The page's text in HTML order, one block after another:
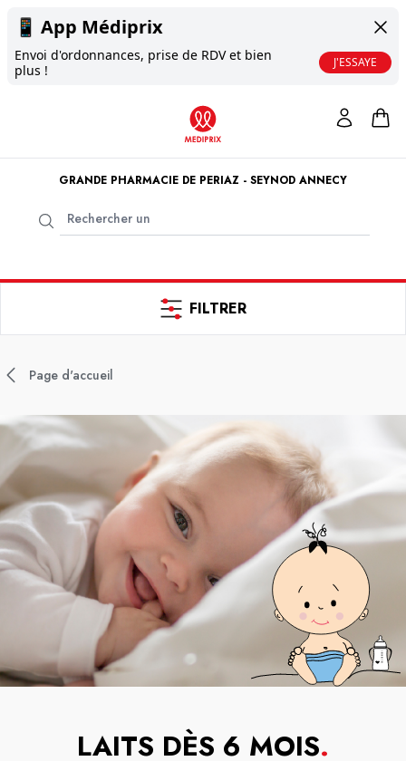
📱 App Médiprix
Envoi d'ordonnances, prise de RDV et bien
plus !
J'ESSAYE
GRANDE PHARMACIE DE PERIAZ - SEYNOD ANNECY
FILTRER
Page d'accueil
LAITS DÈS 6 MOIS.